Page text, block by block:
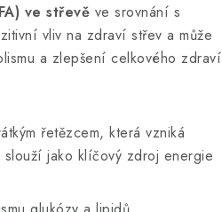
ve střevě ve srovnání s
vliv na zdraví střev a může
a zlepšení celkového zdraví
řetězcem, která vzniká
slouží jako klíčový zdroj energie